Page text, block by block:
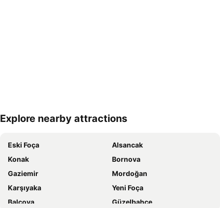
Haritayı genişlet
Explore nearby attractions
Eski Foça
Alsancak
Konak
Bornova
Gaziemir
Mordoğan
Karşıyaka
Yeni Foça
Balçova
Güzelbahçe